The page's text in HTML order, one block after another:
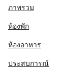
ภาพรวม
ห้องพัก
ห้องอาหาร
ประสบการณ์